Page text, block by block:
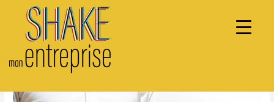
contenu